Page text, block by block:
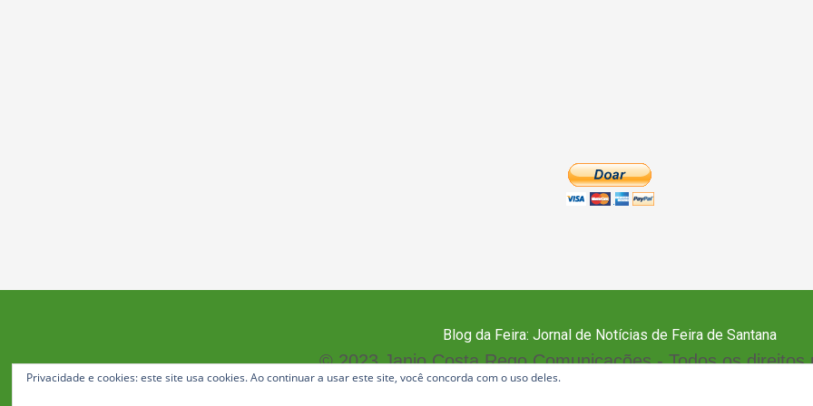
Blog da Feira: Jornal de Notícias de Feira de Santana
© 2023 Janio Costa Rego Comunicações - Todos os direitos
Política de Privacidade
Privacidade e cookies: este site usa cookies. Ao continuar a usar este site, você concorda com o uso deles.